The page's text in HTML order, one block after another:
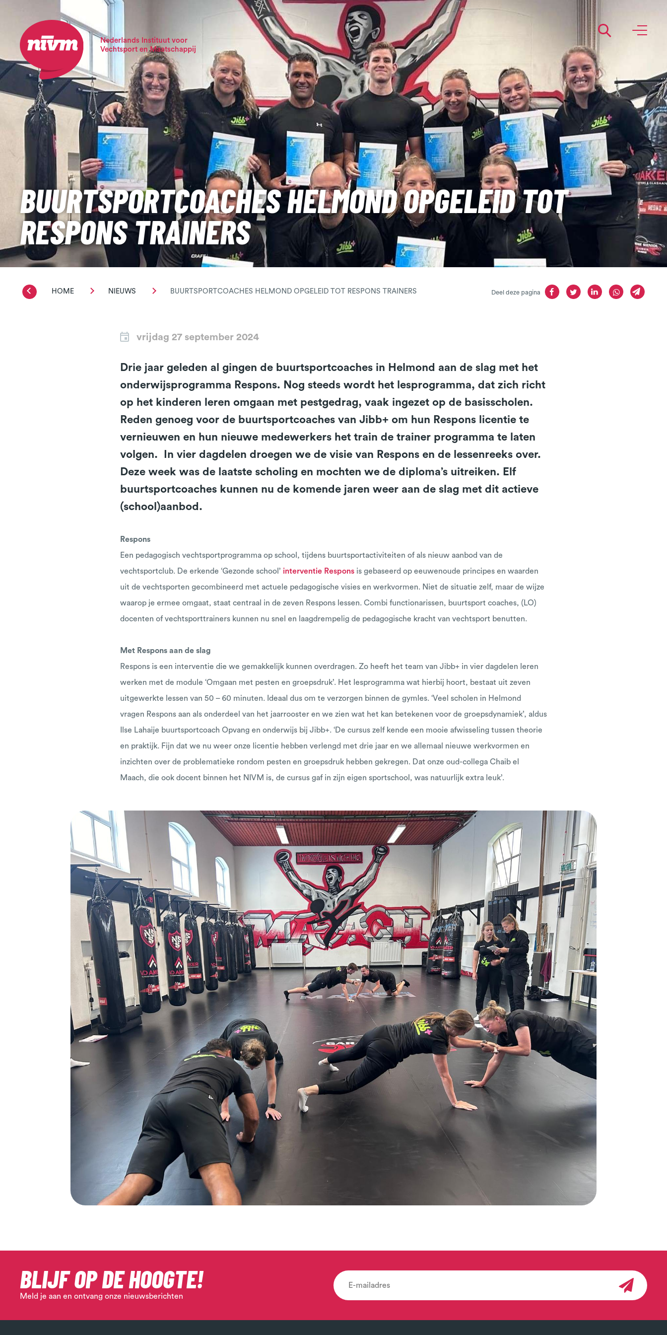
Nederlands Instituut voor
Vechtsport en Maatschappij
BUURTSPORTCOACHES HELMOND OPGELEID TOT
RESPONS TRAINERS
Deel deze pagina
HOME NIEUWS BUURTSPORTCOACHES HELMOND OPGELEID TOT RESPONS TRAINERS
vrijdag 27 september 2024
Drie jaar geleden al gingen de buurtsportcoaches in Helmond aan de slag met het
onderwijsprogramma Respons. Nog steeds wordt het lesprogramma, dat zich richt
op het kinderen leren omgaan met pestgedrag, vaak ingezet op de basisscholen.
Reden genoeg voor de buurtsportcoaches van Jibb+ om hun Respons licentie te
vernieuwen en hun nieuwe medewerkers het train de trainer programma te laten
volgen. In vier dagdelen droegen we de visie van Respons en de lessenreeks over.
Deze week was de laatste scholing en mochten we de diploma’s uitreiken. Elf
buurtsportcoaches kunnen nu de komende jaren weer aan de slag met dit actieve
(school)aanbod.
Respons
Een pedagogisch vechtsportprogramma op school, tijdens buurtsportactiviteiten of als nieuw aanbod van de
vechtsportclub. De erkende ‘Gezonde school’ interventie Respons is gebaseerd op eeuwenoude principes en waarden
uit de vechtsporten gecombineerd met actuele pedagogische visies en werkvormen. Niet de situatie zelf, maar de wijze
waarop je ermee omgaat, staat centraal in de zeven Respons lessen. Combi functionarissen, buurtsport coaches, (LO)
docenten of vechtsporttrainers kunnen nu snel en laagdrempelig de pedagogische kracht van vechtsport benutten.
Met Respons aan de slag
Respons is een interventie die we gemakkelijk kunnen overdragen. Zo heeft het team van Jibb+ in vier dagdelen leren
werken met de module ‘Omgaan met pesten en groepsdruk’. Het lesprogramma wat hierbij hoort, bestaat uit zeven
uitgewerkte lessen van 50 – 60 minuten. Ideaal dus om te verzorgen binnen de gymles. ‘Veel scholen in Helmond
vragen Respons aan als onderdeel van het jaarrooster en we zien wat het kan betekenen voor de groepsdynamiek’, aldus
Ilse Lahaije buurtsportcoach Opvang en onderwijs bij Jibb+. ‘De cursus zelf kende een mooie afwisseling tussen theorie
en praktijk. Fijn dat we nu weer onze licentie hebben verlengd met drie jaar en we allemaal nieuwe werkvormen en
inzichten over de problematieke rondom pesten en groepsdruk hebben gekregen. Dat onze oud-collega Chaib el
Maach, die ook docent binnen het NIVM is, de cursus gaf in zijn eigen sportschool, was natuurlijk extra leuk’.
BLIJF OP DE HOOGTE!
Meld je aan en ontvang onze nieuwsberichten